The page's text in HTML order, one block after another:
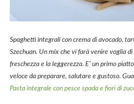
Spaghetti integrali con crema di avocado,
Szechuan. Un mix che vi farà venire voglia
freschezza e la leggerezza. E’ un primo
veloce da preparare, salutare e gustoso.
Pasta integrale con pesce spada e fiori di